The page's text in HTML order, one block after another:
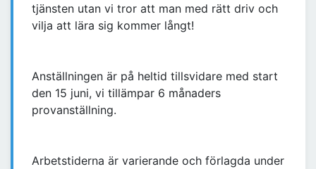
tjänsten utan vi tror att man med rätt driv och
vilja att lära sig kommer långt!
Anställningen är på heltid tillsvidare med start
den 15 juni, vi tillämpar 6 månaders
provanställning.
Arbetstiderna är varierande och förlagda under